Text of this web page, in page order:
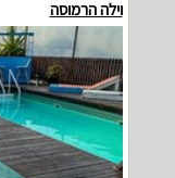
וילה הרמוסה